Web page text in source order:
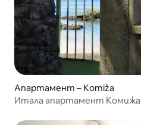
Апартамент – Komiža
Итала апартамент Комижа